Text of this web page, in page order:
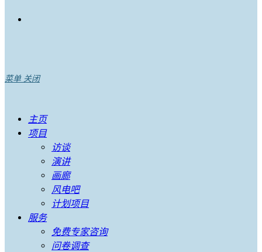
菜单 关闭
主页
项目
访谈
演讲
画廊
风电吧
计划项目
服务
免费专家咨询
问卷调查